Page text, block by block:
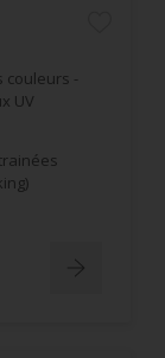
couleurs -
UV